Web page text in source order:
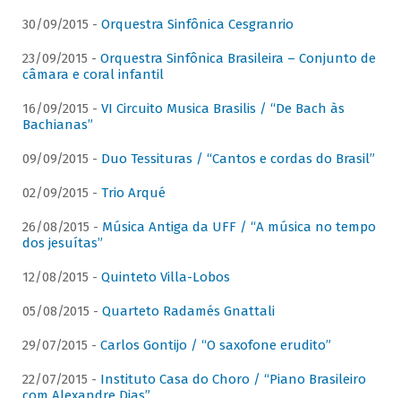
30/09/2015 - Orquestra Sinfônica Cesgranrio
23/09/2015 - Orquestra Sinfônica Brasileira – Conjunto de
câmara e coral infantil
16/09/2015 - VI Circuito Musica Brasilis / “De Bach às
Bachianas”
09/09/2015 - Duo Tessituras / “Cantos e cordas do Brasil”
02/09/2015 - Trio Arqué
26/08/2015 - Música Antiga da UFF / “A música no tempo
dos jesuítas”
12/08/2015 - Quinteto Villa-Lobos
05/08/2015 - Quarteto Radamés Gnattali
29/07/2015 - Carlos Gontijo / “O saxofone erudito”
22/07/2015 - Instituto Casa do Choro / “Piano Brasileiro